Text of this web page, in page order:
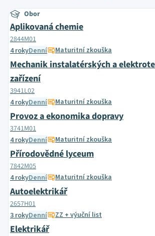
Obor
Aplikovaná chemie
2844M01
4 rokyDenní Maturitní zkouška
Mechanik instalatérských a
zařízení
3941L02
4 rokyDenní Maturitní zkouška
Provoz a ekonomika dopravy
3741M01
4 rokyDenní Maturitní zkouška
Přírodovědné lyceum
7842M05
4 rokyDenní Maturitní zkouška
Autoelektrikář
2657H01
3 rokyDenní ZZ + výuční list
Elektrikář